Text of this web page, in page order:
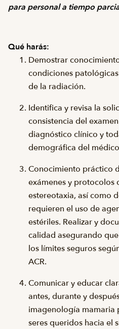
para personal a tiempo
Qué harás:
Demostrar
condiciones
de la radiación.
Identifica y revisa la
consistencia del
diagnóstico clínico y
demográfica del
Conocimiento práctico
exámenes y protocolos
estereotaxia, así como
requieren el uso de
estériles. Realizar y
calidad asegurando
los límites seguros
ACR.
Comunicar y educar
antes, durante y
imagenología mamaria
seres queridos hacia el